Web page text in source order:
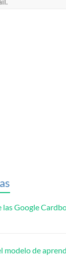
las Google
modelo de